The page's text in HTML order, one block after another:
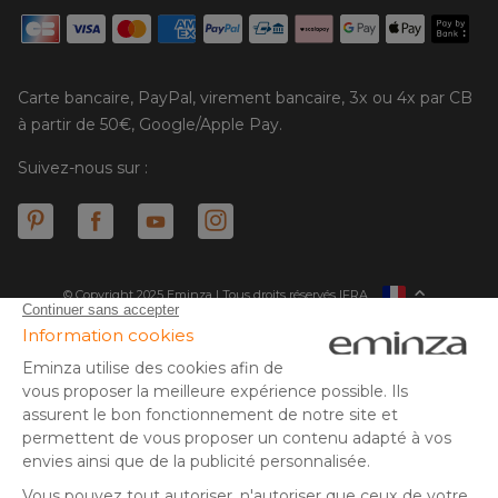
Carte bancaire, PayPal, virement bancaire, 3x ou 4x par CB
à partir de 50€, Google/Apple Pay.
Suivez-nous sur :
© Copyright 2025 Eminza | Tous droits réservés |
ESPAÑA
NEDERLAND
SUISSE
DANMARK
FRA
* Vous disposez de 30 jours (à compter de la réception ou du
retrait de votre colis) pour effectuer un retour de produits et
** Expédition le jour même pour toute commande passée avant